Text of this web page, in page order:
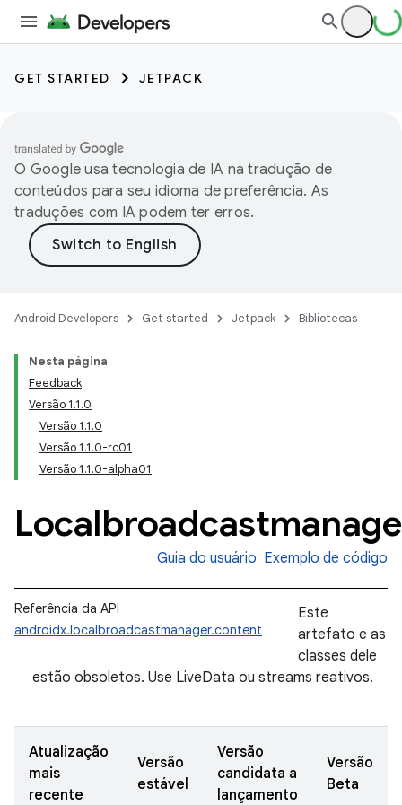
GET STARTED JETPACK
O Google usa tecnologia de IA na tradução de
conteúdos para seu idioma de preferência. As
traduções com IA podem ter erros.
Android Developers Get started Jetpack Bibliotecas
Nesta página
Feedback
Versão 1.1.0
Versão 1.1.0
Versão 1.1.0-rc01
Versão 1.1.0-alpha01
Guia do usuário Exemplo de código
Referência da API
androidx.localbroadcastmanager.content
Este
artefato e as
classes dele
estão obsoletos. Use LiveData ou streams reativos.
Atualização
mais
recente
Versão
estável
Versão
candidata a
lançamento
Versão
Beta